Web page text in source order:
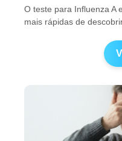
O teste para Influenza A
mais rápidas de